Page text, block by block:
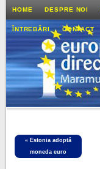
HOME DESPRE NOI
ÎNTREBĂRI CONTACT
« Estonia adoptă
moneda euro